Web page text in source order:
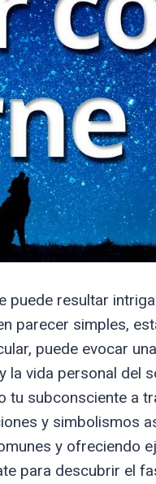
resultar
parecer simples,
puede evocar
vida personal del
subconsciente a
y simbolismos
y ofreciendo
para descubrir el